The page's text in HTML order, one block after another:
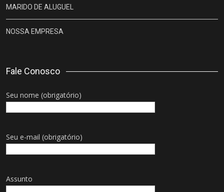
MARIDO DE ALUGUEL
NOSSA EMPRESA
Fale Conosco
Seu nome (obrigatório)
Seu e-mail (obrigatório)
Assunto